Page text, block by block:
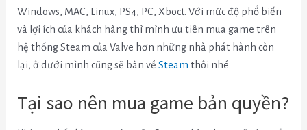
Windows, MAC, Linux, PS4, PC, Xboct. Với mức độ phổ biến
và lợi ích của khách hàng thì mình ưu tiên mua game trên
hệ thống Steam của Valve hơn những nhà phát hành còn
lại, ở dưới mình cũng sẽ bàn vềSteam thôi nhé
Tại sao nên mua game bản quyền?